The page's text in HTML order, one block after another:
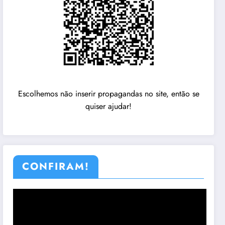
Escolhemos não inserir propagandas no site, então se
quiser ajudar!
CONFIRAM!